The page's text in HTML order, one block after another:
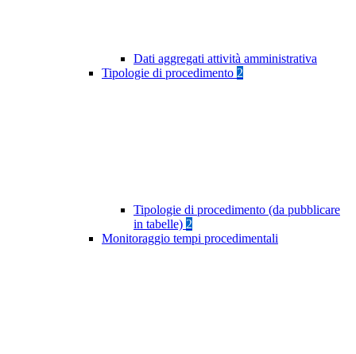
Dati aggregati attività amministrativa
Tipologie di procedimento 2
Tipologie di procedimento (da pubblicare
in tabelle) 2
Monitoraggio tempi procedimentali